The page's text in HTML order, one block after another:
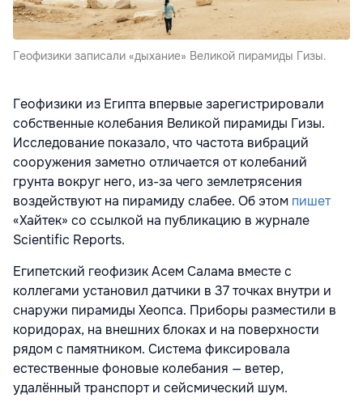
Геофизики записали «дыхание» Великой пирамиды Гизы.
Геофизики из Египта впервые зарегистрировали
собственные колебания Великой пирамиды Гизы.
Исследование показало, что частота вибраций
сооружения заметно отличается от колебаний
грунта вокруг него, из-за чего землетрясения
воздействуют на пирамиду слабее. Об этом пишет
«Хайтек» со ссылкой на публикацию в журнале
Scientific Reports.
Египетский геофизик Асем Салама вместе с
коллегами установил датчики в 37 точках внутри и
снаружи пирамиды Хеопса. Приборы разместили в
коридорах, на внешних блоках и на поверхности
рядом с памятником. Система фиксировала
естественные фоновые колебания — ветер,
удалённый транспорт и сейсмический шум.